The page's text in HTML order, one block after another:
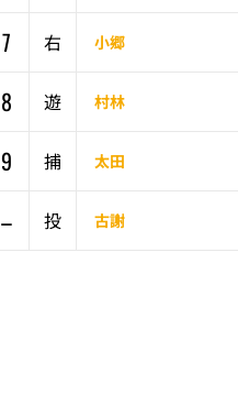
7
右 小郷
8
遊 村林
9
捕 太田
–
投 古謝